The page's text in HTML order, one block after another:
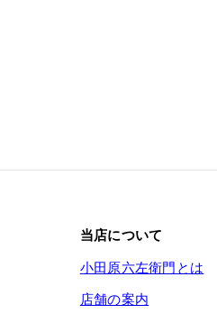
当店について
小田原六左衛門とは
店舗の案内